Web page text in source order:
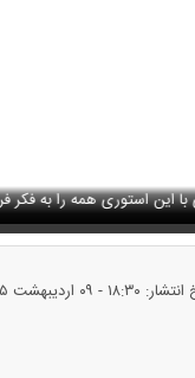
مهران مدیری برایش
همه را به فکر فرو برد
- ۰۹ ارديبهشت ۱۴۰۵